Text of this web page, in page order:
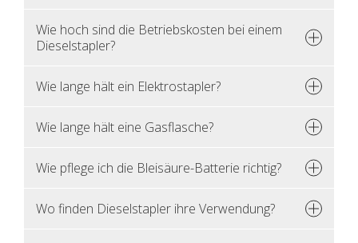
Wie hoch sind die Be­triebs­kos­ten bei einem
Die­sel­stap­ler?
Wie lange hält ein Elek­tro­stap­ler?
Wie lange hält eine Gas­fla­sche?
Wie pfle­ge ich die Blei­säu­re-Bat­te­rie rich­tig?
Wo fin­den Die­sel­stap­ler ihre Ver­wen­dung?